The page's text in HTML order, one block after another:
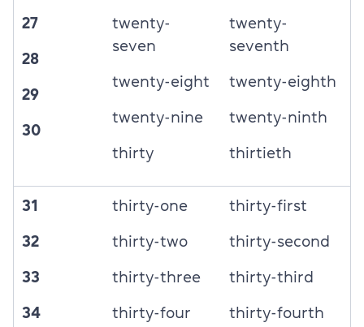
27
28
29
30
twenty-
seven
twenty-eight
twenty-nine
thirty
twenty-
seventh
twenty-eighth
twenty-ninth
thirtieth
31
32
33
34
thirty-one
thirty-two
thirty-three
thirty-four
thirty-first
thirty-second
thirty-third
thirty-fourth